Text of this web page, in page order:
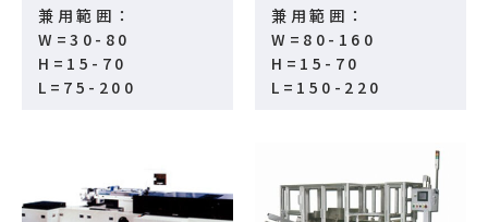
兼用範囲：
W=30-80
H=15-70
L=75-200
兼用範囲：
W=80-160
H=15-70
L=150-220